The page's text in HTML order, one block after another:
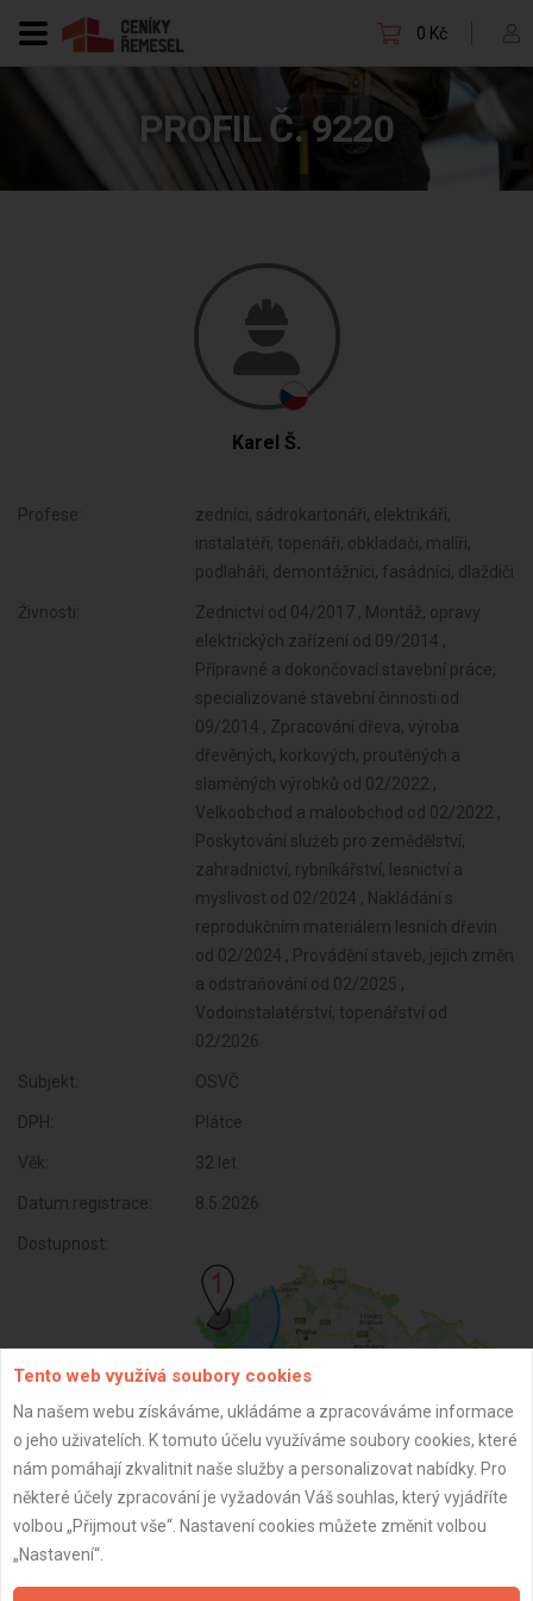
0 Kč
PROFIL Č. 9220
Karel Š.
Profese:
zedníci, sádrokartonáři, elektrikáři,
instalatéři, topenáři, obkladači, malíři,
podlaháři, demontážníci, fasádníci, dlaždiči
Živnosti:
Zednictví od 04/2017 , Montáž, opravy
elektrických zařízení od 09/2014 ,
Přípravné a dokončovací stavební práce,
specializované stavební činnosti od
09/2014 , Zpracování dřeva, výroba
dřevěných, korkových, proutěných a
slaměných výrobků od 02/2022 ,
Velkoobchod a maloobchod od 02/2022 ,
Poskytování služeb pro zemědělství,
zahradnictví, rybníkářství, lesnictví a
myslivost od 02/2024 , Nakládání s
reprodukčním materiálem lesních dřevin
od 02/2024 , Provádění staveb, jejich změn
a odstraňování od 02/2025 ,
Vodoinstalatérství, topenářství od
02/2026
Subjekt: OSVČ
DPH: Plátce
Věk: 32 let
Datum registrace: 8.5.2026
Dostupnost:
ZPĚT
Tento web využívá soubory cookies
Na našem webu získáváme, ukládáme a zpracováváme informace
o jeho uživatelích. K tomuto účelu využíváme soubory cookies, které
nám pomáhají zkvalitnit naše služby a personalizovat nabídky. Pro
některé účely zpracování je vyžadován Váš souhlas, který vyjádříte
volbou „Přijmout vše“. Nastavení cookies můžete změnit volbou
„Nastavení“.